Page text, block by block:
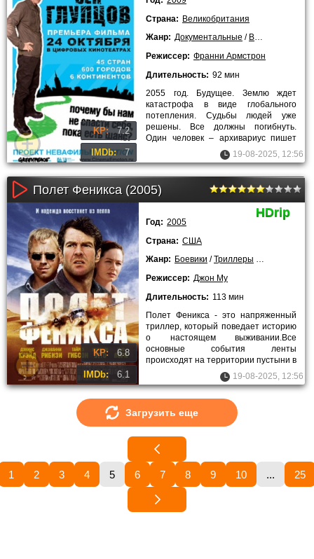
KP: 7.2
IMDb: 7
Страна: Великобритания
Жанр: Документальные / Военные
Режиссер: Франни Армстрон
Длительность: 92 мин
2055 год. Будущее. Землю ждет
катастрофа в виде глобального
потепления. Судьбы людей уже
решены. Все должны погибнуть.
Один человек – архивариус пишет
свое послание тем людям, которые
19-08-2025, 12:56
Полет Феникса (2005)
KP: 6.8
IMDb: 6.1
HDrip
Год: 2005
Страна: США
Жанр: Боевики /Триллеры Драмы
Режиссер: Джон Му
Длительность: 113 мин
Полет Феникса - это напряженный
триллер, который поведает историю
о настоящем выживании.Все
основные события ленты
происходят на территории пустыни в
Монголии. Именно там произошла
19-08-2025, 12:56
Загрузить еще
1 2 3 4 5 6 7 8 9 10 ... 25